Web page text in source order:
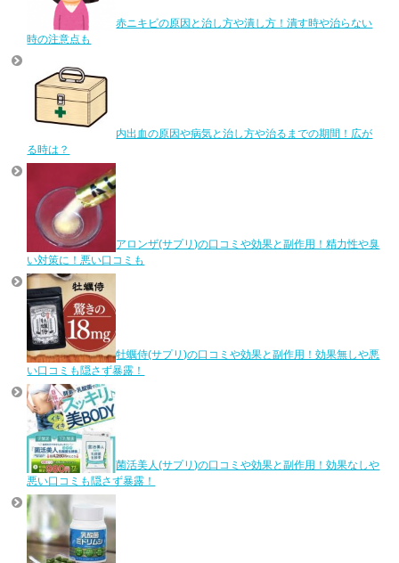
赤ニキビの原因と治し方や潰し方！潰す時や治らない
時の注意点も
内出血の原因や病気と治し方や治るまでの期間！広が
る時は？
アロンザ(サプリ)の口コミや効果と副作用！精力性や臭
い対策に！悪い口コミも
牡蠣侍(サプリ)の口コミや効果と副作用！効果無しや悪
い口コミも隠さず暴露！
菌活美人(サプリ)の口コミや効果と副作用！効果なしや
悪い口コミも隠さず暴露！